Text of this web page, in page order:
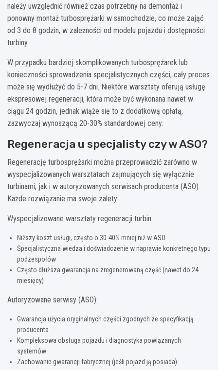
należy uwzględnić również czas potrzebny na demontaż i
ponowny montaż turbosprężarki w samochodzie, co może zająć
od 3 do 8 godzin, w zależności od modelu pojazdu i dostępności
turbiny.
W przypadku bardziej skomplikowanych turbosprężarek lub
konieczności sprowadzenia specjalistycznych części, cały proces
może się wydłużyć do 5-7 dni. Niektóre warsztaty oferują usługę
ekspresowej regeneracji, która może być wykonana nawet w
ciągu 24 godzin, jednak wiąże się to z dodatkową opłatą,
zazwyczaj wynoszącą 20-30% standardowej ceny.
Regeneracja u specjalisty czy w ASO?
Regenerację turbosprężarki można przeprowadzić zarówno w
wyspecjalizowanych warsztatach zajmujących się wyłącznie
turbinami, jak i w autoryzowanych serwisach producenta (ASO).
Każde rozwiązanie ma swoje zalety:
Wyspecjalizowane warsztaty regeneracji turbin:
Niższy koszt usługi, często o 30-40% mniej niż w ASO
Specjalistyczna wiedza i doświadczenie w naprawie konkretnego typu
podzespołów
Często dłuższa gwarancja na zregenerowaną część (nawet do 24
miesięcy)
Autoryzowane serwisy (ASO):
Gwarancja użycia oryginalnych części zgodnych ze specyfikacją
producenta
Kompleksowa obsługa pojazdu i diagnostyka powiązanych
systemów
Zachowanie gwarancji fabrycznej (jeśli pojazd ją posiada)